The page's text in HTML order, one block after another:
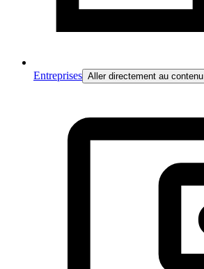
Entreprises Aller directement au contenu